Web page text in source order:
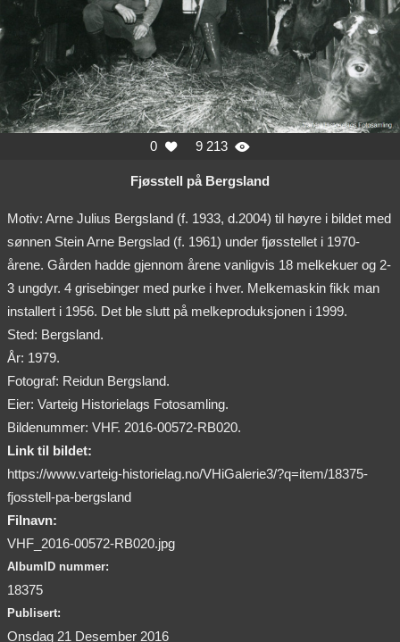
0  9 213 
Fjøsstell på Bergsland
Motiv: Arne Julius Bergsland (f. 1933, d.2004) til høyre i bildet med
sønnen Stein Arne Bergslad (f. 1961) under fjøsstellet i 1970-
årene. Gården hadde gjennom årene vanligvis 18 melkekuer og 2-
3 ungdyr. 4 grisebinger med purke i hver. Melkemaskin fikk man
installert i 1956. Det ble slutt på melkeproduksjonen i 1999.
Sted: Bergsland.
År: 1979.
Fotograf: Reidun Bergsland.
Eier: Varteig Historielags Fotosamling.
Bildenummer: VHF. 2016-00572-RB020.
Link til bildet:
https://www.varteig-historielag.no/VHiGalerie3/?q=item/18375-
fjosstell-pa-bergsland
Filnavn:
VHF_2016-00572-RB020.jpg
AlbumID nummer:
18375
Publisert:
Onsdag 21 Desember 2016